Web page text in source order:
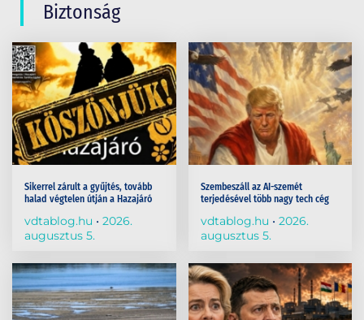
Biztonság
Sikerrel zárult a gyűjtés, tovább
halad végtelen útján a Hazajáró
vdtablog.hu
2026.
augusztus 5.
Szembeszáll az AI-szemét
terjedésével több nagy tech cég
vdtablog.hu
2026.
augusztus 5.